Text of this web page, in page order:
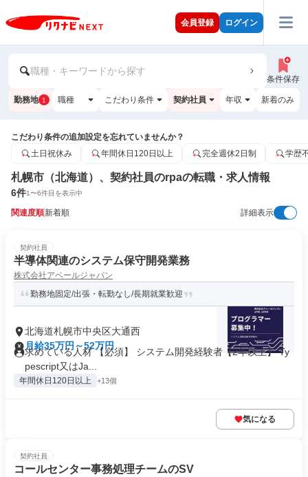
会員登録 ログイン
職種・キーワードから探す
条件保存
勤務地 1 職種 こだわり条件 契約社員 年収 新着のみ
こだわり条件の追加設定を忘れていませんか？
土日祝休み
年間休日120日以上 完全週休2日制 学歴
札幌市（北海道）、契約社員のrpaの転職・求人情報
6件1〜6件目を表示中
関連度順新着順 詳細表示
契約社員
半導体関連のシステム保守開発業務
株式会社アベールジャパン
勤務地固定/出張・転勤なし/長期就業歓迎
北海道札幌市中央区大通西
月給35万円～52万円
求めている人材 【必須】 システム開発経験者【2年以上】 Ty
pescript又はJa...
年間休日120日以上 +13個
気になる
契約社員
コールセンター事務処理チームのSV